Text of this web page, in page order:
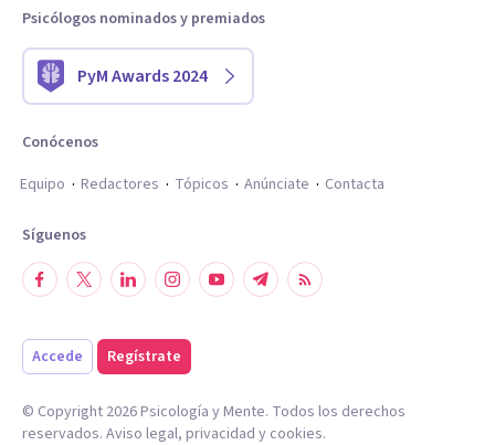
Psicólogos nominados y premiados
PyM Awards 2024
Conócenos
Equipo
Redactores Tópicos Anúnciate Contacta
Síguenos
Accede Regístrate
© Copyright 2026Psicología y Mente. Todos los derechos
reservados. Aviso legal, privacidad y cookies.